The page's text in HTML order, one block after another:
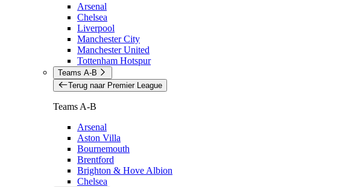
Arsenal
Chelsea
Liverpool
Manchester City
Manchester United
Tottenham Hotspur
Teams A-B
Terug naar Premier League
Teams A-B
Arsenal
Aston Villa
Bournemouth
Brentford
Brighton & Hove Albion
Chelsea